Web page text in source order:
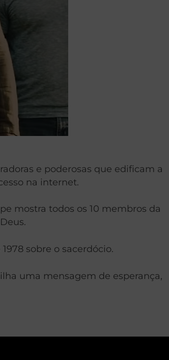
e poderosas que edificam a
na internet.
mostra todos os 10 membros da
sobre o sacerdócio.
uma mensagem de esperança,